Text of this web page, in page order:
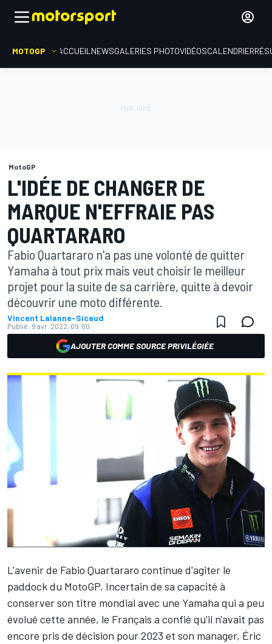
MOTOGP ACCUEIL NEWSGALERIES PHOTOVIDÉOSCALENDRIER
MotoGP
L'IDÉE DE CHANGER DE
MARQUE N'EFFRAIE PAS
QUARTARARO
Fabio Quartararo n'a pas une volonté de quitter
Yamaha à tout prix mais veut choisir le meilleur
projet pour la suite de sa carrière, quitte à devoir
découvrir une moto différente.
Vincent Lalanne-Sicaud
Publié: 9 avr. 2022, 09:00
AJOUTER COMME SOURCE PRIVILÉGIÉE
L'avenir de Fabio Quartararo continue d'agiter le
paddock du MotoGP. Incertain de sa capacité à
conserver son titre mondial avec une Yamaha qui a peu
évolué cette année, le Français a confié qu'il n'avait pas
encore pris de décision pour 2023 et son manager, Éric